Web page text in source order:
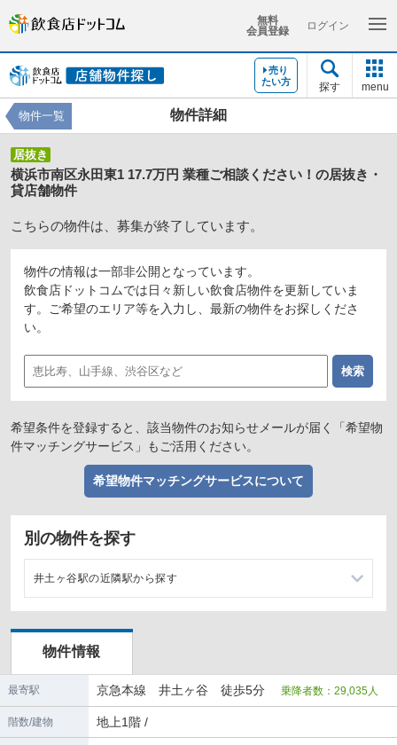
無料
会員登録
ログイン
売り
たい方
探す menu
物件詳細
物件一覧
居抜き
横浜市南区永田東1 17.7万円 業種ご相談ください！の居抜き・
貸店舗物件
こちらの物件は、募集が終了しています。
物件の情報は一部非公開となっています。
飲食店ドットコムでは日々新しい飲食店物件を更新していま
す。ご希望のエリア等を入力し、最新の物件をお探しくださ
い。
希望条件を登録すると、該当物件のお知らせメールが届く「希望物
件マッチングサービス」もご活用ください。
希望物件マッチングサービスについて
別の物件を探す
井土ヶ谷駅の近隣駅から探す
南太田駅の店舗物件・貸店舗・テナント一覧
上大岡駅の店舗物件・貸店舗・テナント一覧
黄金町駅の店舗物件・貸店舗・テナント一覧
物件情報
最寄駅 京急本線 井土ヶ谷 徒歩5分 乗降者数：29,035人
階数/建物 地上1階 /